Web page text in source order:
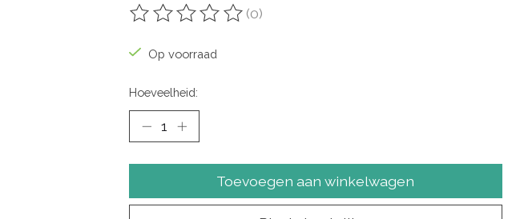
De beoordeling van dit product is
(0)
Op voorraad
Hoeveelheid:
Toevoegen aan winkelwagen